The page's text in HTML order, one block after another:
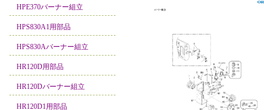
HPE370バーナー組立
HPS830A1用部品
HPS830Aバーナー組立
HR120D用部品
HR120Dバーナー組立
HR120D1用部品